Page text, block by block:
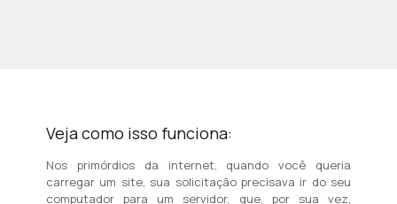
Veja como isso funciona:
Nos primórdios da internet, quando você queria
carregar um site, sua solicitação precisava ir do seu
computador para um servidor, que, por sua vez,